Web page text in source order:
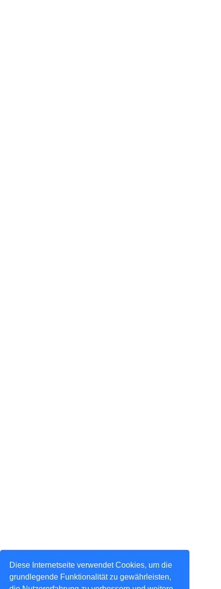
Diese Internetseite verwendet Cookies, um die
grundlegende Funktionalität zu gewährleisten,